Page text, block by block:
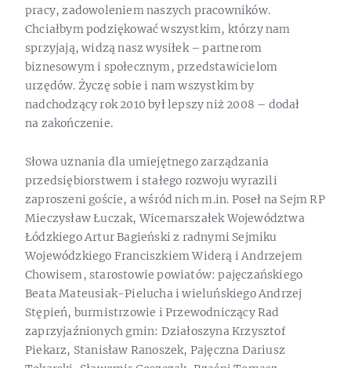
pracy, zadowoleniem naszych pracowników.
Chciałbym podziękować wszystkim, którzy nam
sprzyjają, widzą nasz wysiłek – partnerom
biznesowym i społecznym, przedstawicielom
urzędów. Życzę sobie i nam wszystkim by
nadchodzący rok 2010 był lepszy niż 2008 – dodał
na zakończenie.
Słowa uznania dla umiejętnego zarządzania
przedsiębiorstwem i stałego rozwoju wyrazili
zaproszeni goście, a wśród nich m.in. Poseł na Sejm RP
Mieczysław Łuczak, Wicemarszałek Województwa
Łódzkiego Artur Bagieński z radnymi Sejmiku
Wojewódzkiego Franciszkiem Widerą i Andrzejem
Chowisem, starostowie powiatów: pajęczańskiego
Beata Mateusiak-Pielucha i wieluńskiego Andrzej
Stępień, burmistrzowie i Przewodniczący Rad
zaprzyjaźnionych gmin: Działoszyna Krzysztof
Piekarz, Stanisław Ranoszek, Pajęczna Dariusz